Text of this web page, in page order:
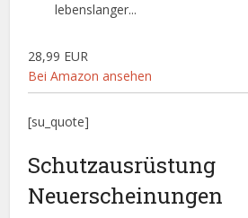
lebenslanger...
28,99 EUR
Bei Amazon ansehen
[su_quote]
Schutzausrüstung
Neuerscheinungen